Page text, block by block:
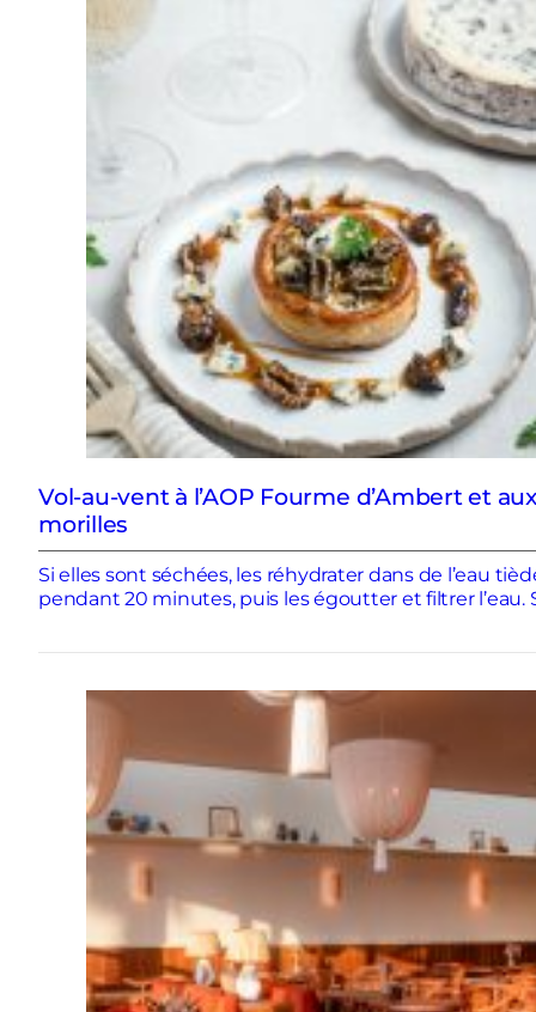
Vol-au-vent à l’AOP Fourme d’Ambert et aux
morilles
Si elles sont séchées, les réhydrater dans de l’eau
pendant 20 minutes, puis les égoutter et filtrer l’eau.